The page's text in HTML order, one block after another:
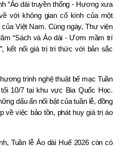
“Áo dài truyền thống - Hương xưa
với không gian cổ kính của một
Việt Nam. Cùng ngày, Thư viện
“Sách và Áo dài - Ươm mầm trí
kết nối giá trị tri thức với bản sắc
trình nghệ thuật bế mạc Tuần
10/7 tại khu vực Bia Quốc Học.
dấu ấn nổi bật của tuần lễ, đồng
về việc bảo tồn, phát huy giá trị áo
Tuần lễ Áo dài Huế 2026 còn có